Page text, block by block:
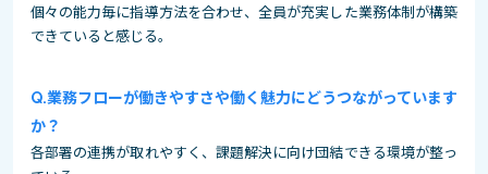
個々の能力毎に指導方法を合わせ、全員が充実した業務体制が構築
できていると感じる。
業務フローが働きやすさや働く魅力にどうつながっています
か？
各部署の連携が取れやすく、課題解決に向け団結できる環境が整っ